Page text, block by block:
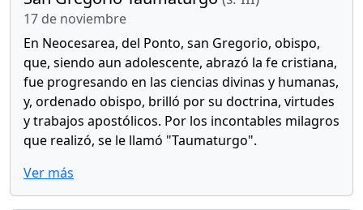
17 de noviembre
En Neocesarea, del Ponto, san Gregorio, obispo,
que, siendo aun adolescente, abrazó la fe cristiana,
fue progresando en las ciencias divinas y humanas,
y, ordenado obispo, brilló por su doctrina, virtudes
y trabajos apostólicos. Por los incontables milagros
que realizó, se le llamó "Taumaturgo".
Ver más